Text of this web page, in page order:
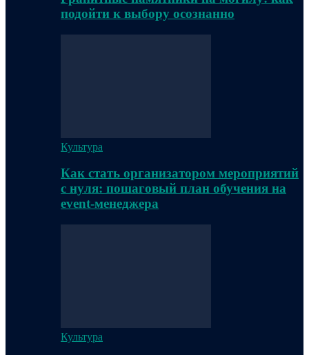
подойти к выбору осознанно
Культура
Как стать организатором мероприятий
с нуля: пошаговый план обучения на
event-менеджера
Культура